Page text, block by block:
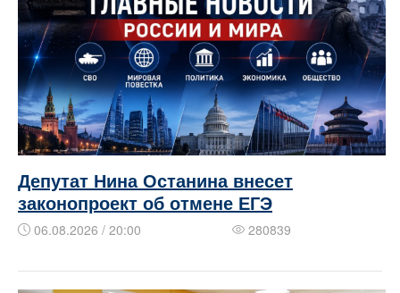
Депутат Нина Останина внесет
законопроект об отмене ЕГЭ
06.08.2026 / 20:00 280839